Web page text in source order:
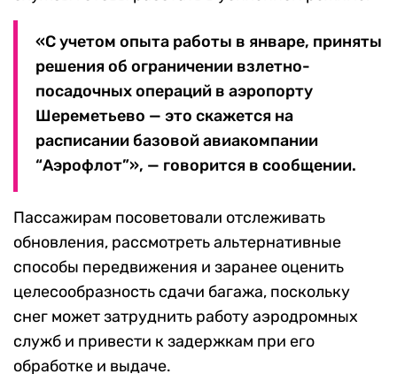
«С учетом опыта работы в январе, приняты
решения об ограничении взлетно-
посадочных операций в аэропорту
Шереметьево — это скажется на
расписании базовой авиакомпании
“Аэрофлот”», — говорится в сообщении.
Пассажирам посоветовали отслеживать
обновления, рассмотреть альтернативные
способы передвижения и заранее оценить
целесообразность сдачи багажа, поскольку
снег может затруднить работу аэродромных
служб и привести к задержкам при его
обработке и выдаче.